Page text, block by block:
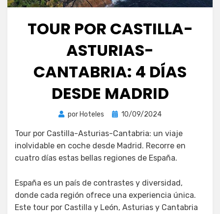
TOUR POR CASTILLA-
ASTURIAS-
CANTABRIA: 4 DÍAS
DESDE MADRID
por Hoteles
Publicada
10/09/2024
Tour por Castilla-Asturias-Cantabria: un viaje
inolvidable en coche desde Madrid. Recorre en
cuatro días estas bellas regiones de España.
España es un país de contrastes y diversidad,
donde cada región ofrece una experiencia única.
Este tour por Castilla y León, Asturias y Cantabria